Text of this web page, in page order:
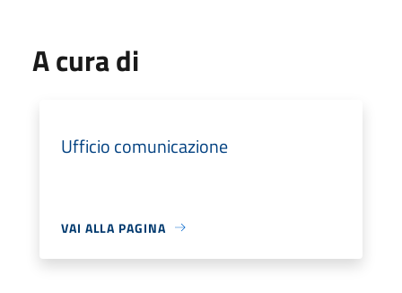
A cura di
Ufficio comunicazione
VAI ALLA PAGINA